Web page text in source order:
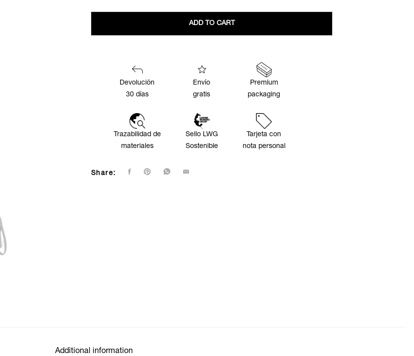
ADD TO CART
Devolución
30 días
Envío
gratis
Premium
packaging
Trazabilidad de
materiales
Sello LWG
Sostenible
Tarjeta con
nota personal
Share:
Additional information